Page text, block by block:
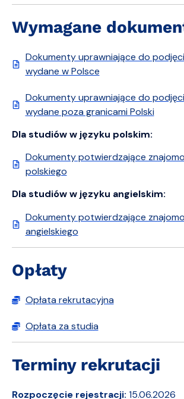
Wymagane
Dokumenty uprawniające do
wydane w Polsce
Dokumenty uprawniające do
wydane poza granicami Polski
Dla studiów w języku polskim:
Dokumenty potwierdzające
polskiego
Dla studiów w języku angielskim:
Dokumenty potwierdzające
angielskiego
Opłaty
Opłata rekrutacyjna
Opłata za studia
Terminy rekrutacji
Rozpoczęcie rejestracji: 15.06.2026